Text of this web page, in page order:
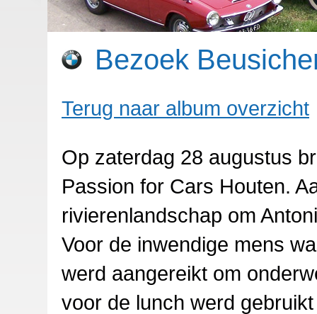
Bezoek
Terug naar album overzicht
Op zaterdag 28 augustus
Passion for Cars Houten.
rivierenlandschap om
Voor de inwendige mens
werd aangereikt om
voor de lunch werd